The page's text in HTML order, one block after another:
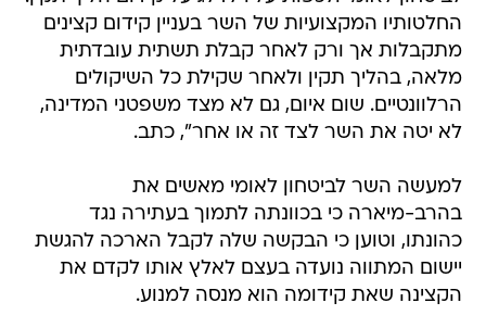
החלטותיו המקצועיות של השר בעניין קידום קצינים
מתקבלות אך ורק לאחר קבלת תשתית עובדתית
מלאה, בהליך תקין ולאחר שקילת כל השיקולים
הרלוונטיים. שום איום, גם לא מצד משפטני המדינה,
לא יטה את השר לצד זה או אחר", כתב.
למעשה השר לביטחון לאומי מאשים את
בהרב-מיארה כי בכוונתה לתמוך בעתירה נגד
כהונתו, וטוען כי הבקשה שלה לקבל הארכה להגשת
יישום המתווה נועדה בעצם לאלץ אותו לקדם את
הקצינה שאת קידומה הוא מנסה למנוע.